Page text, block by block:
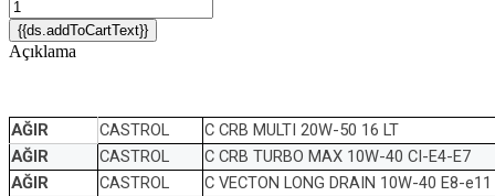
{{ds.addToCartText}}
Açıklama
AĞIR CASTROL C CRB MULTI 20W-50 16 LT
AĞIR CASTROL C CRB TURBO MAX 10W-40 CI-E4-E7
AĞIR CASTROL C VECTON LONG DRAIN 10W-40 E8-e11